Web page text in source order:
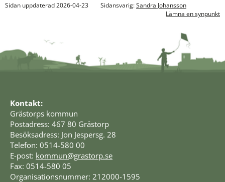
Sidan uppdaterad 2026-04-23 Sidansvarig:Sandra Johansson
Lämna en synpunkt
Kontakt:
Grästorps kommun
Postadress: 467 80 Grästorp
Besöksadress: Jon Jespersg. 28
Telefon: 0514-580 00
E-post: kommun@grastorp.se
Fax: 0514-580 05
Organisationsnummer: 212000-1595